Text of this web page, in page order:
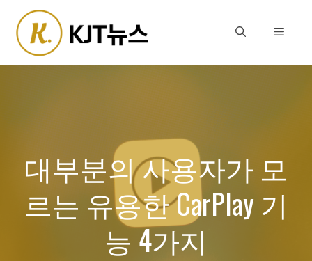
content
Menu
대부분의 사용자가 모
르는 유용한 CarPlay 기
능 4가지